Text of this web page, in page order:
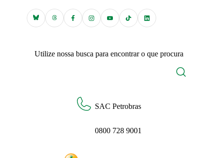
Utilize nossa busca para encontrar o que procura
SAC Petrobras
0800 728 9001